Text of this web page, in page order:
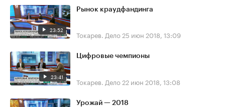
23:52
Рынок краудфандинга
Токарев. Дело 25 июн 2018, 13:09
23:41
Цифровые чемпионы
Токарев. Дело 22 июн 2018, 13:08
Урожай — 2018